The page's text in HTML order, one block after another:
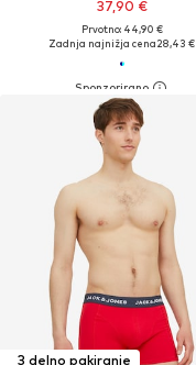
37,90 €
Prvotno: 44,90 €
Zadnja najnižja cena28,43 €
3 delno pakiranje